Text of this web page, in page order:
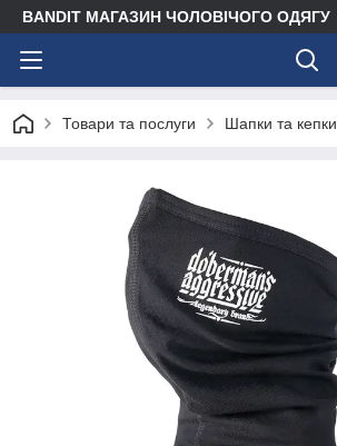
BANDIT МАГАЗИН ЧОЛОВІЧОГО ОДЯГУ
Товари та послуги Шапки та кепки